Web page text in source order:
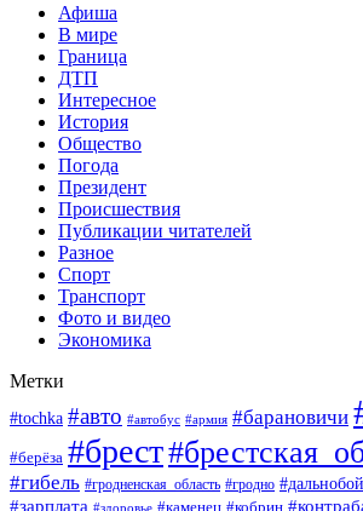
Афиша
В мире
Граница
ДТП
Интересное
История
Общество
Погода
Президент
Происшествия
Публикации читателей
Разное
Спорт
Транспорт
Фото и видео
Экономика
Метки
#tochka #авто #автобус #армия #барановичи
#берёза #брест
#гибель #гродненская_область #гродно
#зарплата #здоровье #каменец #кобрин